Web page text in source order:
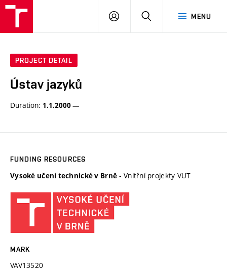
MENU
LOG
SEARCH
PROJECT DETAIL
Ústav jazyků
Duration: 1.1.2000 —
FUNDING RESOURCES
Vysoké učení technické v Brně - Vnitřní projekty VUT
MARK
VAV13520